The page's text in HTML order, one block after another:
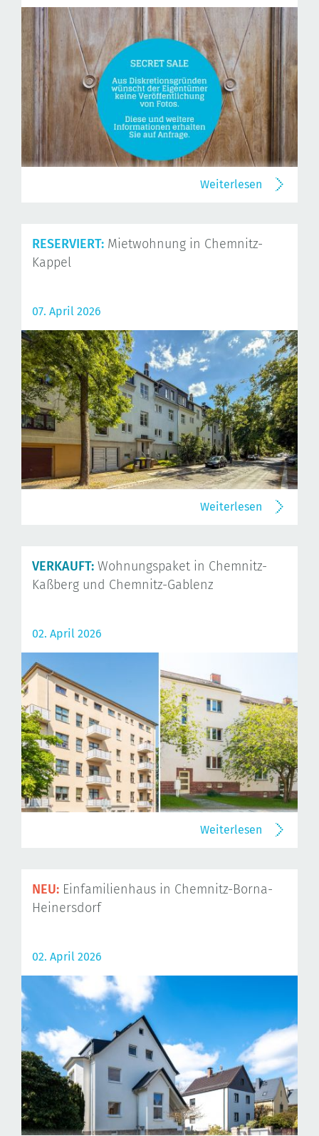
Weiterlesen
RESERVIERT: Mietwohnung in Chemnitz-
Kappel
07. April 2026
Weiterlesen
VERKAUFT: Wohnungspaket in Chemnitz-
Kaßberg und Chemnitz-Gablenz
02. April 2026
Weiterlesen
NEU: Einfamilienhaus in Chemnitz-Borna-
Heinersdorf
02. April 2026